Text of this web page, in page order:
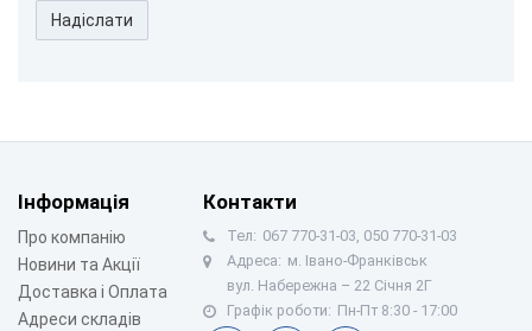
Надіслати
Інформація
Про компанію
Новини та Акції
Доставка і Оплата
Адреси складів
Контакти
Тел: 067 770-31-03, 050 770-31-03
Адреса: м. Івано-Франківськ
вул. Набережна – 22 Січня 2Г
Графік роботи: Пн-Пт 8:30 - 17:00